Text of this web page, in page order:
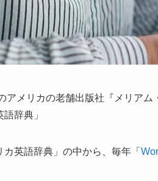
アメリカの老舗出版社『メリア
語辞典」
カ英語辞典」の中から、毎年「